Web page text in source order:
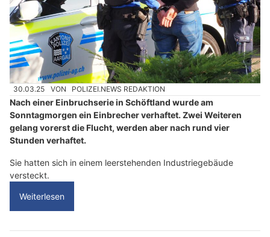
30.03.25 VON POLIZEI.NEWS REDAKTION
Nach einer Einbruchserie in Schöftland wurde am
Sonntagmorgen ein Einbrecher verhaftet. Zwei Weiteren
gelang vorerst die Flucht, werden aber nach rund vier
Stunden verhaftet.
Sie hatten sich in einem leerstehenden Industriegebäude
versteckt.
Weiterlesen